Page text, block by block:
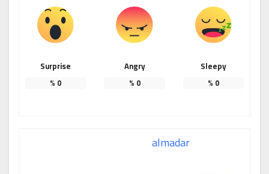
Sleepy
0
%
Angry
0
%
Surprise
0
%
almadar